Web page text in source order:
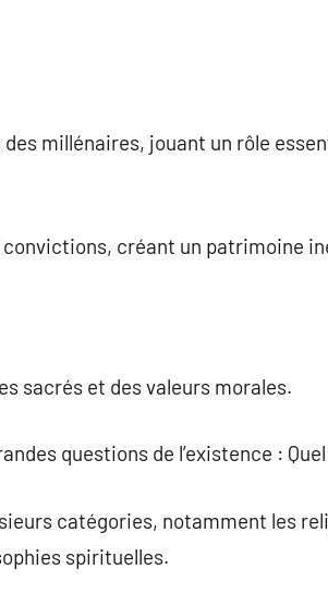
millénaires, jouant un rôle
créant un patrimoine
sacrés et des valeurs morales.
questions de l’existence :
catégories, notamment les
spirituelles.